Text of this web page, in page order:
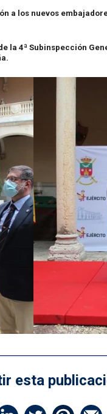
a los nuevos
la 4ª Subinspección
esta